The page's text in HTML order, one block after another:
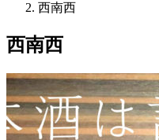
西南西
西南西